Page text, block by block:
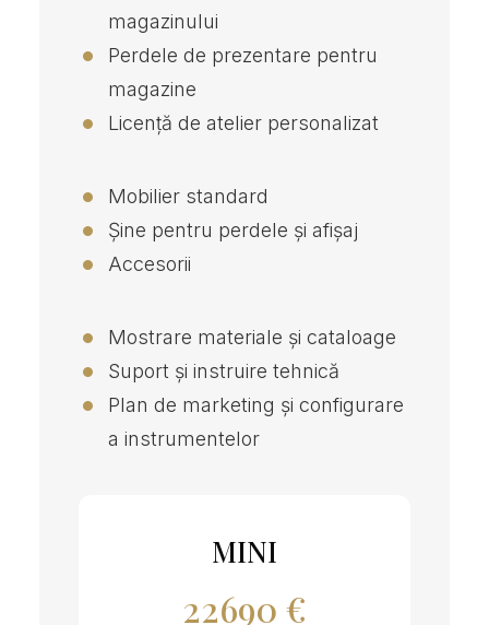
magazinului
Perdele de prezentare pentru
magazine
Licență de atelier personalizat
Mobilier standard
Șine pentru perdele și afișaj
Accesorii
Mostrare materiale și cataloage
Suport și instruire tehnică
Plan de marketing și configurare
a instrumentelor
MINI
22690 €